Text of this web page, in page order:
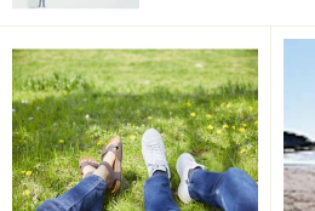
とを約束したそうです。
「子どもが生まれ、これから子
決めたことがあります。それ
る”ということ。片方の親が叱っ
親が許したりすると、子どもは